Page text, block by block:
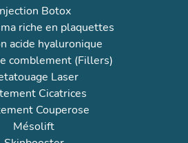
Botox
riche en plaquettes
acide hyaluronique
comblement (Fillers)
Laser
Cicatrices
Couperose
Mésolift